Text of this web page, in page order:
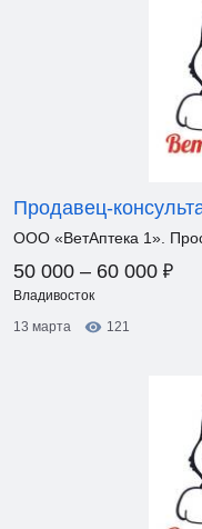
Продавец-
ООО «ВетАптека 1».
50 000 – 60 000 ₽
Владивосток
13 марта
121